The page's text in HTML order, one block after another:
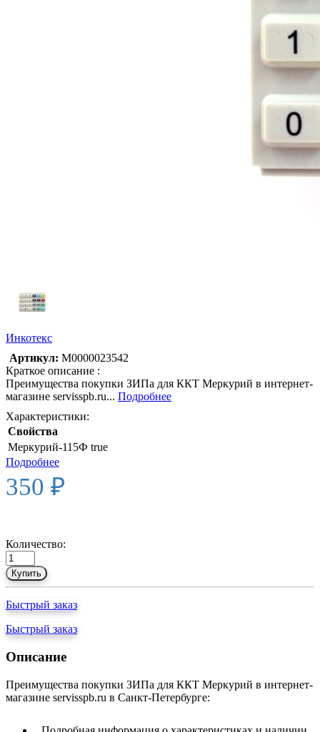
Инкотекс
Артикул: М0000023542
Краткое описание :
Преимущества покупки ЗИПа для ККТ Меркурий в интернет-
магазине servisspb.ru... Подробнее
Характеристики:
Свойства
Меркурий-115Ф true
Подробнее
350 ₽
Количество:
Купить
Быстрый заказ
Быстрый заказ
Описание
Преимущества покупки ЗИПа для ККТ Меркурий в интернет-
магазине servisspb.ru в Санкт-Петербурге: